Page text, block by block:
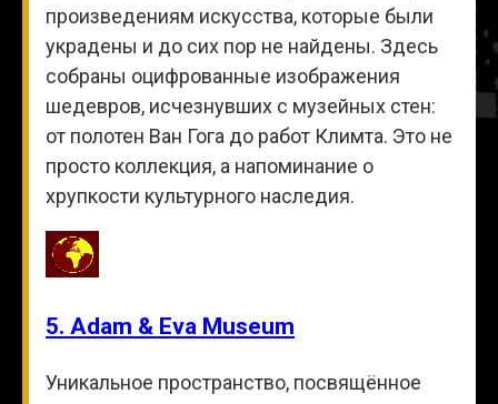
произведениям искусства, которые были
украдены и до сих пор не найдены. Здесь
собраны оцифрованные изображения
шедевров, исчезнувших с музейных стен:
от полотен Ван Гога до работ Климта. Это не
просто коллекция, а напоминание о
хрупкости культурного наследия.
5. Adam & Eva Museum
Уникальное пространство, посвящённое